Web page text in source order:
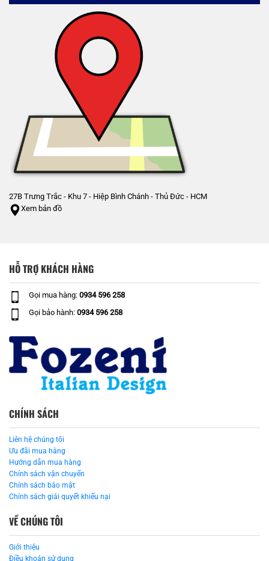
27B Trưng Trắc - Khu 7 - Hiệp Bình Chánh - Thủ Đức - HCM
Xem bản đồ
HỖ TRỢ KHÁCH HÀNG
Gọi mua hàng: 0934 596 258
Gọi bảo hành: 0934 596 258
CHÍNH SÁCH
Liên hệ chúng tôi
Ưu đãi mua hàng
Hướng dẫn mua hàng
Chính sách vận chuyển
Chính sách bảo mật
Chính sách giải quyết khiếu nại
VỀ CHÚNG TÔI
Giới thiệu
Điều khoản sử dụng